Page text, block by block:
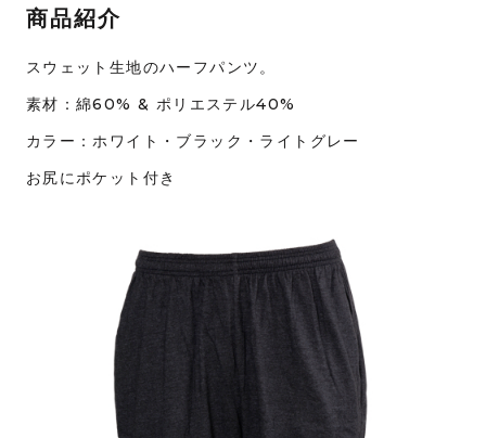
商品紹介
スウェット生地のハーフパンツ。
素材：綿60% & ポリエステル40%
カラー：ホワイト・ブラック・ライトグレー
お尻にポケット付き